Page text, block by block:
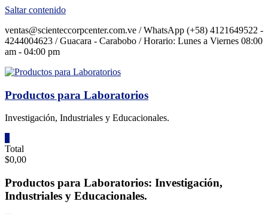
Saltar contenido
ventas@scienteccorpcenter.com.ve / WhatsApp (+58) 4121649522 -
4244004623 / Guacara - Carabobo / Horario: Lunes a Viernes 08:00
am - 04:00 pm
Productos para Laboratorios
Investigación, Industriales y Educacionales.
Total
$0,00
Productos para Laboratorios: Investigación,
Industriales y Educacionales.